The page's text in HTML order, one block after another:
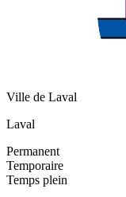
Ville de Laval
Laval
Permanent
Temporaire
Temps plein